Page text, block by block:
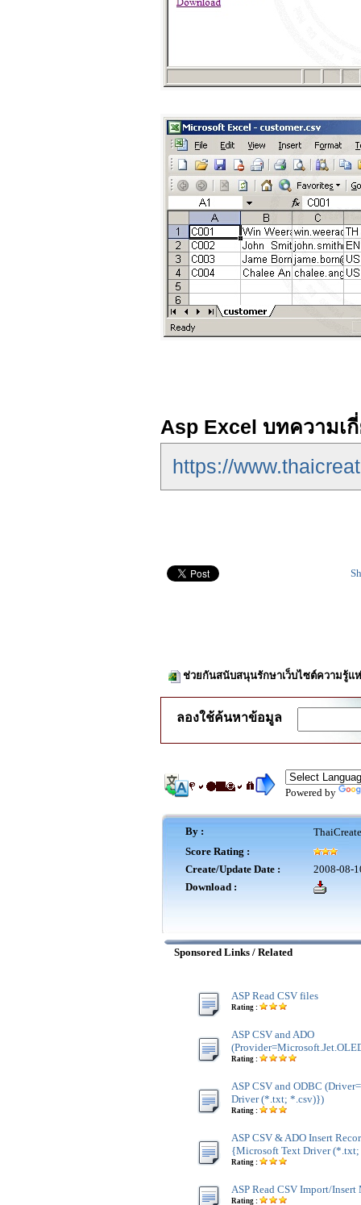
Asp Excel บทความเ
https://
ช่วยกันสนับสนุนรักษาเว็บไซต์ความรู้แ
ลองใช้ค้นหาข้อมูล
Powered by
By :
Score Rating :
Create/Update Date :
2008-08-
Download :
Sponsored Links / Related
ASP Read CSV files
Rating :
ASP CSV and ADO
Rating :
ASP CSV and ODBC
Driver (*.txt; *.csv)})
Rating :
ASP CSV & ADO Insert
{Microsoft Text Driver
Rating :
ASP Read CSV Import/Insert
Rating :